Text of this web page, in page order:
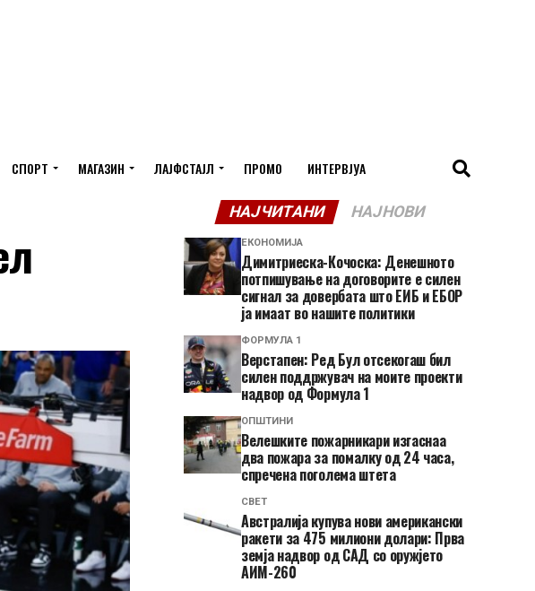
СПОРТ МАГАЗИН ЛАЈФСТАЈЛ ПРОМО ИНТЕРВЈУА
НАЈЧИТАНИ НАЈНОВИ
ЕКОНОМИЈА
Димитриеска-Кочоска: Денешното
потпишување на договорите е силен
сигнал за довербата што ЕИБ и ЕБОР
ја имаат во нашите политики
ФОРМУЛА 1
Верстапен: Ред Бул отсекогаш бил
силен поддржувач на моите проекти
надвор од Формула 1
ОПШТИНИ
Велешките пожарникари изгаснаа
два пожара за помалку од 24 часа,
спречена поголема штета
СВЕТ
Австралија купува нови американски
ракети за 475 милиони долари: Прва
земја надвор од САД со оружјето
АИМ-260